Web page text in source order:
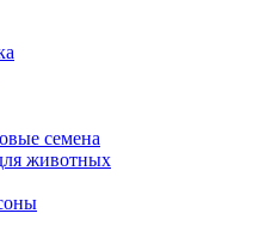
семена
животных